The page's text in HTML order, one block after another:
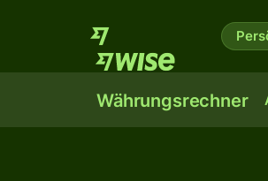
Währungsrechner